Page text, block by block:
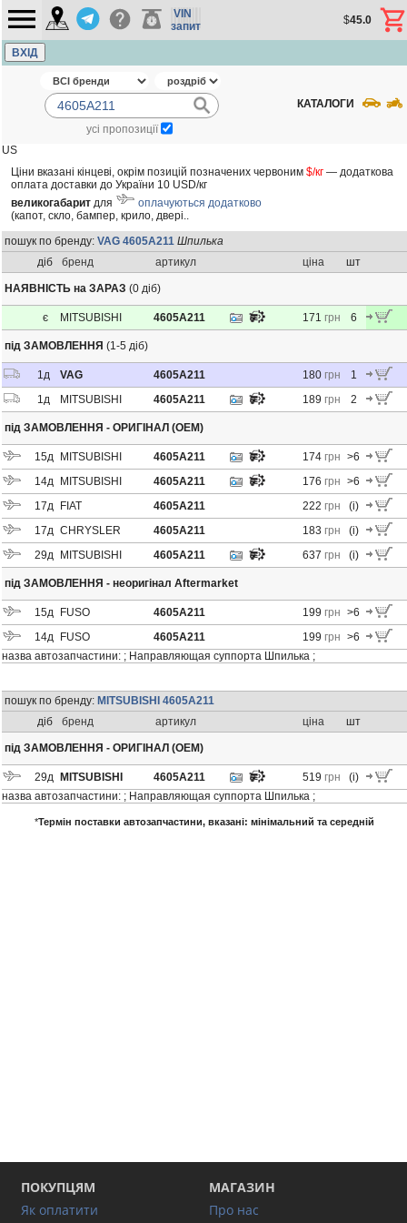
VIN
запит
$45.0
ВХІД
усі пропозиції
КАТАЛОГИ
US
Ціни вказані кінцеві, окрім позицій позначених червоним $/кг — додаткова
оплата доставки до України 10 USD/кг
великогабарит для
оплачуються додатково
(капот, скло, бампер, крило, двері..
пошук по бренду: VAG 4605A211 Шпилька
діб
бренд артикул ціна шт
НАЯВНІСТЬ на ЗАРАЗ (0 діб)
є MITSUBISHI 4605A211 171 грн 6
під ЗАМОВЛЕННЯ (1-5 діб)
1д VAG 4605A211 180 грн
1
1д MITSUBISHI 4605A211 189 грн 2
під ЗАМОВЛЕННЯ - ОРИГІНАЛ (OEM)
15д MITSUBISHI 4605A211 174 грн >6
14д MITSUBISHI 4605A211 176 грн >6
17д FIAT 4605A211 222 грн
(i)
17д CHRYSLER 4605A211 183 грн
(i)
29д MITSUBISHI 4605A211 637 грн (i)
під ЗАМОВЛЕННЯ - неоригінал Aftermarket
15д FUSO 4605A211 199 грн >6
14д FUSO 4605A211 199 грн >6
назва автозапчастини: ; Направляющая суппорта Шпилька ;
пошук по бренду: MITSUBISHI 4605A211
діб
бренд артикул ціна шт
під ЗАМОВЛЕННЯ - ОРИГІНАЛ (OEM)
29д MITSUBISHI 4605A211 519 грн
(i)
назва автозапчастини: ; Направляющая суппорта Шпилька ;
*Термін поставки автозапчастини, вказані: мінімальний та середній
ПОКУПЦЯМ
Як оплатити
МАГАЗИН
Про нас